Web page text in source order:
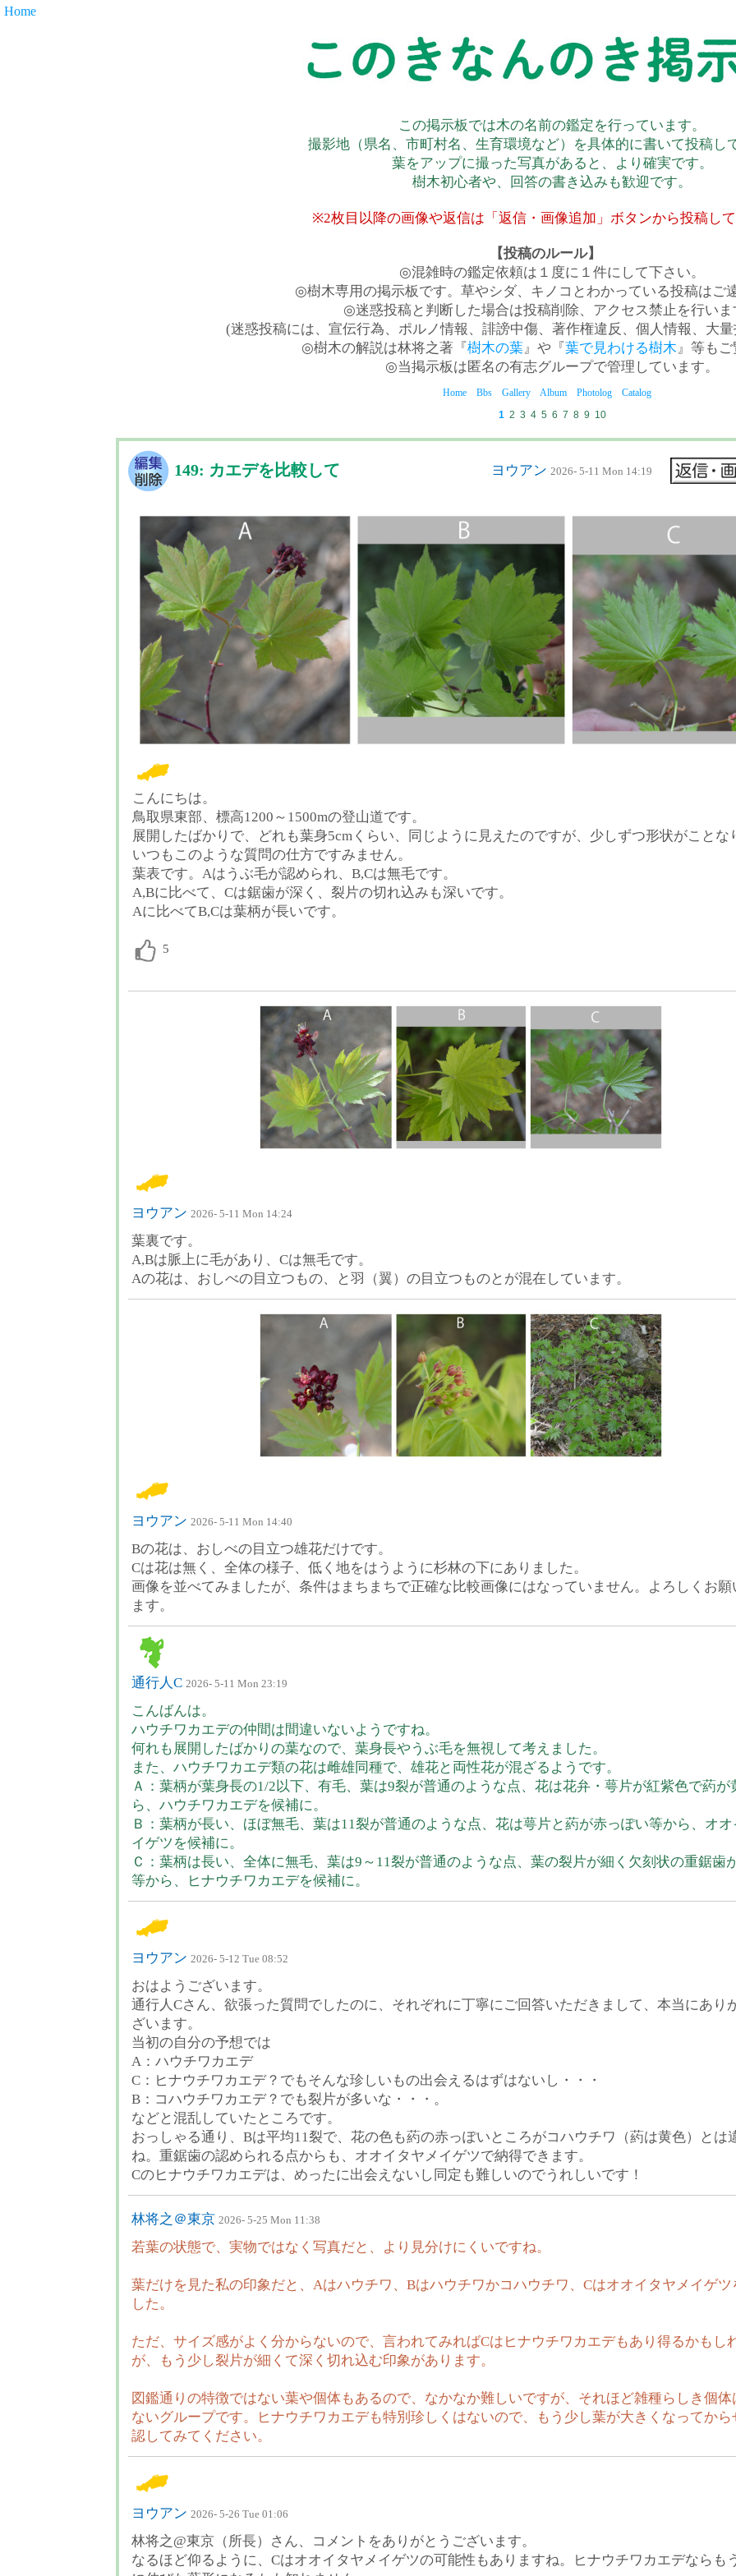
Home
この掲示板では木の名前の鑑定を行っています。
撮影地（県名、市町村名、生育環境など）を具体的に書いて投稿し
葉をアップに撮った写真があると、より確実です。
樹木初心者や、回答の書き込みも歓迎です。
※2枚目以降の画像や返信は「返信・画像追加」ボタンから投稿し
【投稿のルール】
◎混雑時の鑑定依頼は１度に１件にして下さい。
◎樹木専用の掲示板です。草やシダ、キノコとわかっている投稿はご
◎迷惑投稿と判断した場合は投稿削除、アクセス禁止を行いま
(迷惑投稿には、宣伝行為、ポルノ情報、誹謗中傷、著作権違反、個人情報、大
◎樹木の解説は林将之著『樹木の葉』や『葉で見わける樹木』等も
◎当掲示板は匿名の有志グループで管理しています。
Home Bbs Gallery Album Photolog
Catalog
1 2 3 4 5 6 7 8 9 10
149: カエデを比較して ヨウアン 2026- 5-11 Mon 14:19
こんにちは。
鳥取県東部、標高1200～1500mの登山道です。
展開したばかりで、どれも葉身5cmくらい、同じように見えたのですが、少しずつ形状がことな
いつもこのような質問の仕方ですみません。
葉表です。Aはうぶ毛が認められ、B,Cは無毛です。
A,Bに比べて、Cは鋸歯が深く、裂片の切れ込みも深いです。
Aに比べてB,Cは葉柄が長いです。
ヨウアン 2026- 5-11 Mon 14:24
葉裏です。
A,Bは脈上に毛があり、Cは無毛です。
Aの花は、おしべの目立つもの、と羽（翼）の目立つものとが混在しています。
ヨウアン 2026- 5-11 Mon 14:40
Bの花は、おしべの目立つ雄花だけです。
Cは花は無く、全体の様子、低く地をはうように杉林の下にありました。
画像を並べてみましたが、条件はまちまちで正確な比較画像にはなっていません。よろしくお願
ます。
通行人C 2026- 5-11 Mon 23:19
こんばんは。
ハウチワカエデの仲間は間違いないようですね。
何れも展開したばかりの葉なので、葉身長やうぶ毛を無視して考えました。
また、ハウチワカエデ類の花は雌雄同種で、雄花と両性花が混ざるようです。
Ａ：葉柄が葉身長の1/2以下、有毛、葉は9裂が普通のような点、花は花弁・萼片が紅紫色で葯が
ら、ハウチワカエデを候補に。
Ｂ：葉柄が長い、ほぼ無毛、葉は11裂が普通のような点、花は萼片と葯が赤っぽい等から、オ
イゲツを候補に。
Ｃ：葉柄は長い、全体に無毛、葉は9～11裂が普通のような点、葉の裂片が細く欠刻状の重鋸歯
等から、ヒナウチワカエデを候補に。
ヨウアン 2026- 5-12 Tue 08:52
おはようございます。
通行人Cさん、欲張った質問でしたのに、それぞれに丁寧にご回答いただきまして、本当にあり
ざいます。
当初の自分の予想では
A：ハウチワカエデ
C：ヒナウチワカエデ？でもそんな珍しいもの出会えるはずはないし・・・
B：コハウチワカエデ？でも裂片が多いな・・・。
などと混乱していたところです。
おっしゃる通り、Bは平均11裂で、花の色も葯の赤っぽいところがコハウチワ（葯は黄色）とは
ね。重鋸歯の認められる点からも、オオイタヤメイゲツで納得できます。
Cのヒナウチワカエデは、めったに出会えないし同定も難しいのでうれしいです！
林将之＠東京 2026- 5-25 Mon 11:38
若葉の状態で、実物ではなく写真だと、より見分けにくいですね。
葉だけを見た私の印象だと、Aはハウチワ、Bはハウチワかコハウチワ、Cはオオイタヤメイゲツ
した。
ただ、サイズ感がよく分からないので、言われてみればCはヒナウチワカエデもあり得るかもし
が、もう少し裂片が細くて深く切れ込む印象があります。
図鑑通りの特徴ではない葉や個体もあるので、なかなか難しいですが、それほど雑種らしき個体
ないグループです。ヒナウチワカエデも特別珍しくはないので、もう少し葉が大きくなってから
認してみてください。
ヨウアン 2026- 5-26 Tue 01:06
林将之@東京（所長）さん、コメントをありがとうございます。
なるほど仰るように、Cはオオイタヤメイゲツの可能性もありますね。ヒナウチワカエデならも